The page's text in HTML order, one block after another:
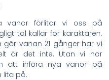
vanor förlitar vi oss på
tal kallar för karaktären.
vanan 21 gånger har vi
är det inte. Utan vi har
att införa nya vanor på
lita på.